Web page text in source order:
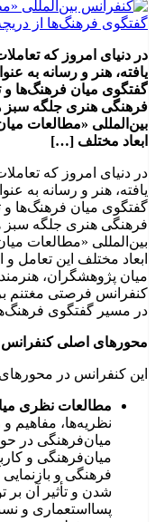
در دنیای امروز که
یافته، هنر و رسانه به
گفتگوی میان فرهنگ‌ها و
فرهنگی هنری جلگه سبز
بین‌المللی «مطالعات
ابعاد مختلف […]
در دنیای امروز که
یافته، هنر و رسانه به
گفتگوی میان فرهنگ‌ها و
فرهنگی هنری جلگه سبز
بین‌المللی «مطالعات
ابعاد مختلف این تعامل
میان پژوهشگران،
کنفرانس فرصتی مغتنم
در مسیر گفتگوی
محورهای اصلی
این کنفرانس در
مطالعات نظری
نظریه‌ها، مفاهیم
میان‌فرهنگی در
میان‌فرهنگی و
فرهنگی و
شدن و تأثیر آن بر
پسااستعماری و